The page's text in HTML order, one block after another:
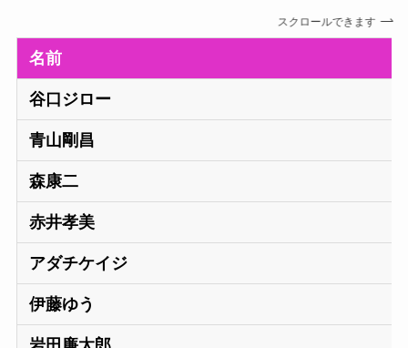
スクロールできます
名前
谷口ジロー
青山剛昌
森康二
赤井孝美
アダチケイジ
伊藤ゆう